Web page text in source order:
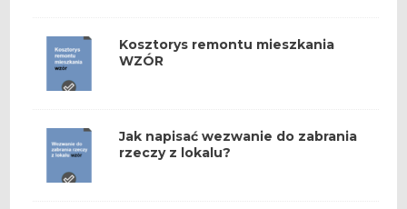
Kosztorys remontu mieszkania
WZÓR
Jak napisać wezwanie do zabrania
rzeczy z lokalu?